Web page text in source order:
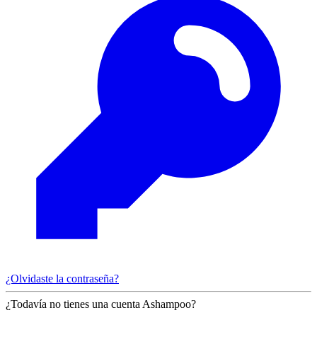
¿Olvidaste la contraseña?
¿Todavía no tienes una cuenta Ashampoo?